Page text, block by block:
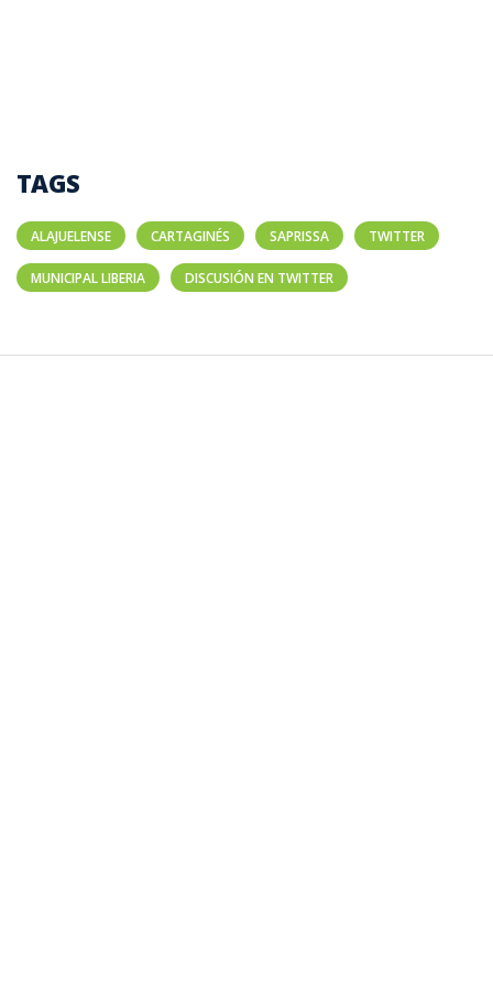
TAGS
ALAJUELENSE CARTAGINÉS SAPRISSA TWITTER
MUNICIPAL LIBERIA DISCUSIÓN EN TWITTER